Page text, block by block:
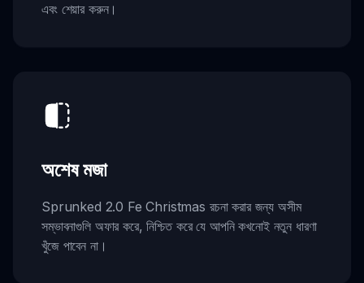
এবং শেয়ার করুন।
অশেষ মজা
Sprunked 2.0 Fe Christmas রচনা করার জন্য অসীম
সম্ভাবনাগুলি অফার করে, নিশ্চিত করে যে আপনি কখনোই নতুন ধারণা
খুঁজে পাবেন না।